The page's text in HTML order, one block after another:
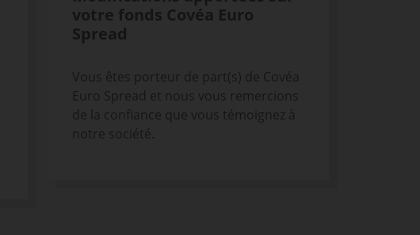
votre fonds Covéa Euro
Spread
Vous êtes porteur de part(s) de Covéa
Euro Spread et nous vous remercions
de la confiance que vous témoignez à
notre société.